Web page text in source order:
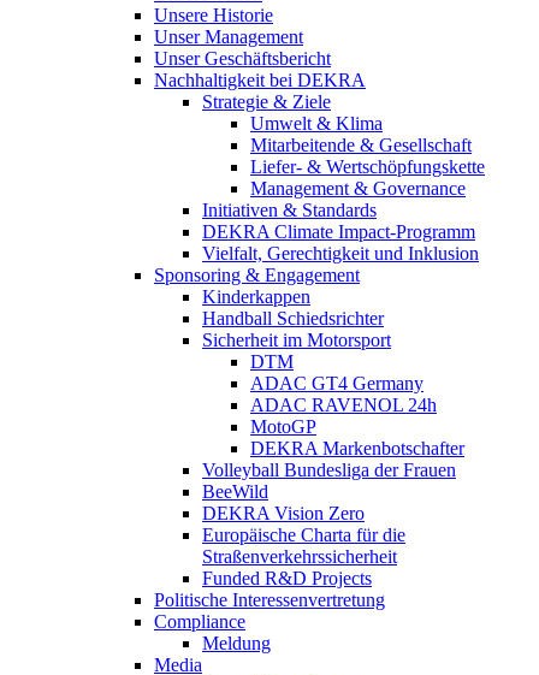
Unsere Historie
Unser Management
Unser Geschäftsbericht
Nachhaltigkeit bei DEKRA
Strategie & Ziele
Umwelt & Klima
Mitarbeitende & Gesellschaft
Liefer- & Wertschöpfungskette
Management & Governance
Initiativen & Standards
DEKRA Climate Impact-Programm
Vielfalt, Gerechtigkeit und Inklusion​
Sponsoring & Engagement
Kinderkappen
Handball Schiedsrichter
Sicherheit im Motorsport
DTM
ADAC GT4 Germany
ADAC RAVENOL 24h
MotoGP
DEKRA Markenbotschafter
Volleyball Bundesliga der Frauen
BeeWild
DEKRA Vision Zero
Europäische Charta für die
Straßenverkehrssicherheit
Funded R&D Projects
Politische Interessenvertretung
Compliance
Meldung
Media